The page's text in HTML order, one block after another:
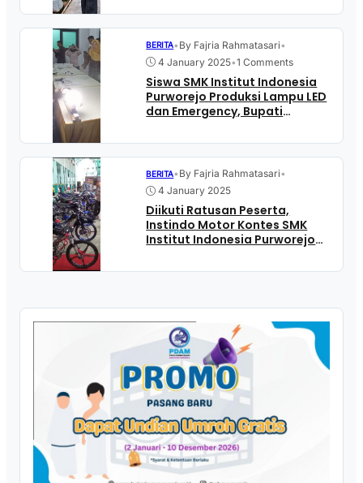
BERITA• By Fajria Rahmatasari•
4 January 2025•1 Comments
Siswa SMK Institut Indonesia
Purworejo Produksi Lampu LED
dan Emergency, Bupati
Lingkungan Kantor Pemda
BERITA• By Fajria Rahmatasari•
4 January 2025
Diikuti Ratusan Peserta,
Instindo Motor Kontes SMK
Institut Indonesia Purworejo